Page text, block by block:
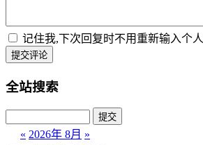
记住我,下次回复时不用重新输入个
提交评论
全站搜索
« 2026年 8月 »